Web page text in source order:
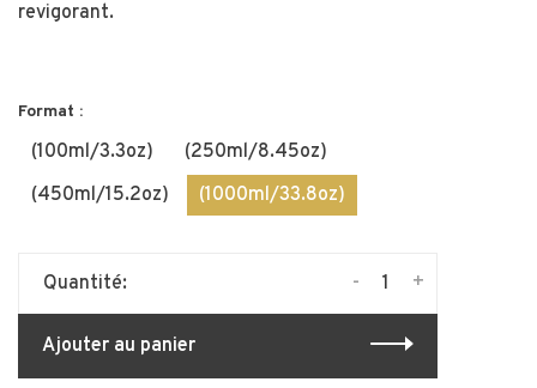
revigorant.
Format :
(100ml/3.3oz)
(250ml/8.45oz)
(450ml/15.2oz)
(1000ml/33.8oz)
Quantité: +
-
Ajouter au panier